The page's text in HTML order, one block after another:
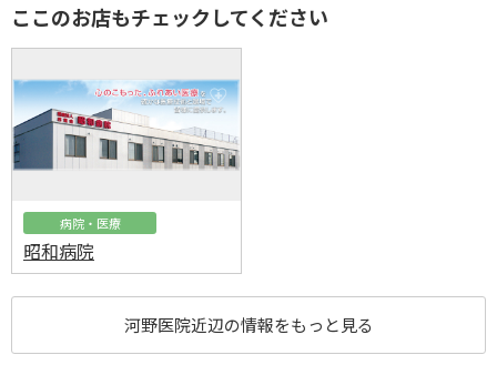
ここのお店もチェックしてください
病院・医療
昭和病院
河野医院近辺の情報をもっと見る